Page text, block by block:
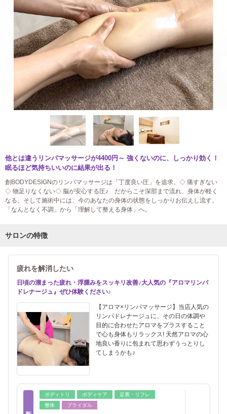
他とは違うリンパマッサージが4400円～ 強くないのに、しっかり効く！
眠るほど気持ちいいのに結果が出る！
創BODYDESIGNのリンパマッサージは「丁度良い圧」を追求。◇ 痛すぎない
◇ 物足りなくない◇ 脳が安心する圧♪ だからこそ深部まで流れ、身体が軽く
なる。そして施術中には、今のあなたの身体の状態をしっかりお伝えし流す。
「なんとなく不調」から「理解して整える身体」へ。
サロンの特徴
疲れを解消したい
日頃の溜まった疲れ・浮腫みをスッキリ改善♪大人気の『アロマリンパ
ドレナージュ』ぜひ体験ください♪
【アロマ×リンパマッサージ】当店人気の
リンパドレナージュに、その日の体調や
目的に合わせたアロマをプラスすること
で心も身体もリラックス! 天然アロマの心
地良い香りに包まれて思わずうっとりし
てしまうかも♪
ボディトリ ボディケア
足裏・リフレ
整体
ブライダル